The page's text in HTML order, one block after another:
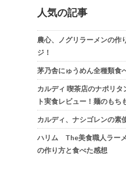
人気の記事
農心、ノグリラーメンの作
ジ！
茅乃舎にゅうめん全種類食
カルディ 喫茶店のナポリ
ト実食レビュー！麺のもち
カルディ、ナシゴレンの素
ハリム The美食職人ラーメ
の作り方と食べた感想